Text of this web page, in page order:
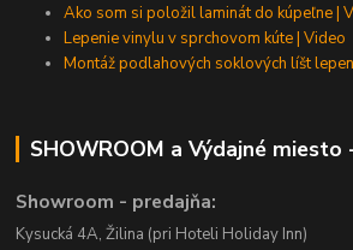
Ako som si položil laminát do kúpeľne |
Lepenie vinylu v sprchovom kúte | Video
Montáž podlahových soklových líšt
SHOWROOM a Výdajné miesto
Showroom - predajňa:
Kysucká 4A, Žilina (pri Hoteli Holiday Inn)